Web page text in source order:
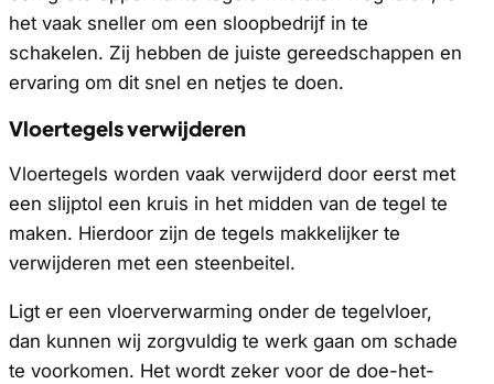
het vaak sneller om een sloopbedrijf in te
schakelen. Zij hebben de juiste gereedschappen en
ervaring om dit snel en netjes te doen.
Vloertegels verwijderen
Vloertegels worden vaak verwijderd door eerst met
een slijptol een kruis in het midden van de tegel te
maken. Hierdoor zijn de tegels makkelijker te
verwijderen met een steenbeitel.
Ligt er een vloerverwarming onder de tegelvloer,
dan kunnen wij zorgvuldig te werk gaan om schade
te voorkomen. Het wordt zeker voor de doe-het-